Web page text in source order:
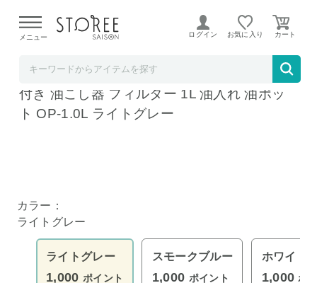
よる配送遅延が発生しております。
メニュー ログイン お気に入り
富士ホーロー フィルト オイルポット 注ぎ口
付き 油こし器 フィルター 1L 油入れ 油ポッ
ト OP-1.0L ライトグレー
カラー：
ライトグレー
ライトグレー
1,000 ポイント
スモークブルー
1,000 ポイント
ホワイト
1,000 ポ